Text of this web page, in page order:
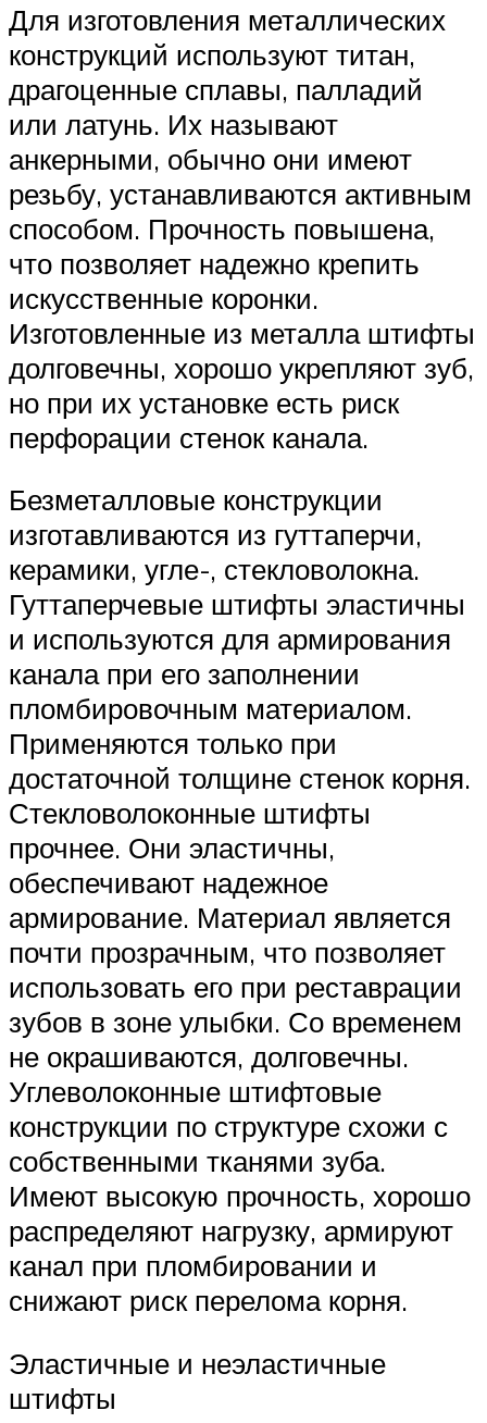
Для изготовления металлических
конструкций используют титан,
драгоценные сплавы, палладий
или латунь. Их называют
анкерными, обычно они имеют
резьбу, устанавливаются активным
способом. Прочность повышена,
что позволяет надежно крепить
искусственные коронки.
Изготовленные из металла штифты
долговечны, хорошо укрепляют зуб,
но при их установке есть риск
перфорации стенок канала.
Безметалловые конструкции
изготавливаются из гуттаперчи,
керамики, угле-, стекловолокна.
Гуттаперчевые штифты эластичны
и используются для армирования
канала при его заполнении
пломбировочным материалом.
Применяются только при
достаточной толщине стенок корня.
Стекловолоконные штифты
прочнее. Они эластичны,
обеспечивают надежное
армирование. Материал является
почти прозрачным, что позволяет
использовать его при реставрации
зубов в зоне улыбки. Со временем
не окрашиваются, долговечны.
Углеволоконные штифтовые
конструкции по структуре схожи с
собственными тканями зуба.
Имеют высокую прочность, хорошо
распределяют нагрузку, армируют
канал при пломбировании и
снижают риск перелома корня.
Эластичные и неэластичные
штифты